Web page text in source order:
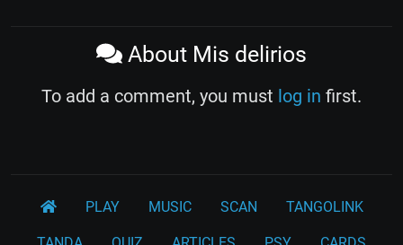
About Mis delirios
To add a comment, you must log in first.
PLAY MUSIC SCAN TANGOLINK